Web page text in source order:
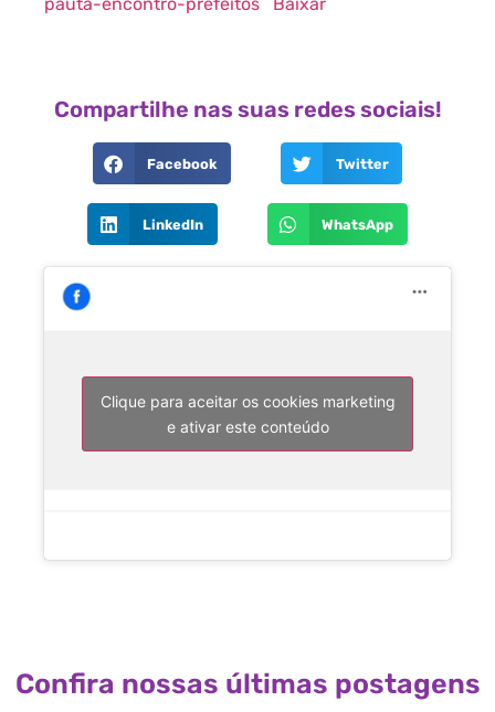
Compartilhe nas suas redes sociais!
Facebook Twitter
LinkedIn WhatsApp
Clique para aceitar os cookies marketing
e ativar este conteúdo
Confira nossas últimas postagens